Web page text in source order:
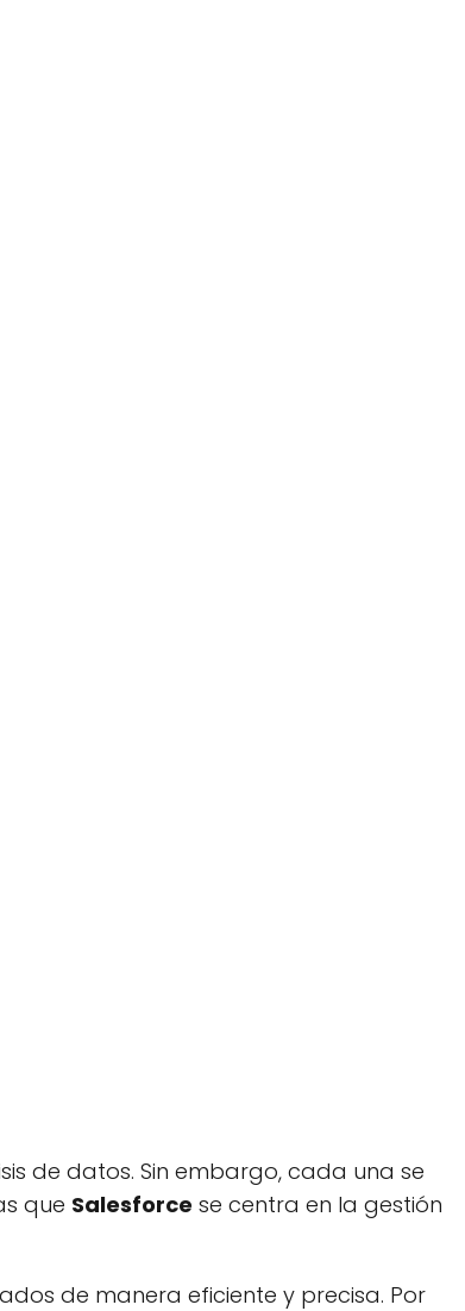
de datos. Sin embargo, cada una se
que Salesforce se centra en la gestión
de manera eficiente y precisa. Por